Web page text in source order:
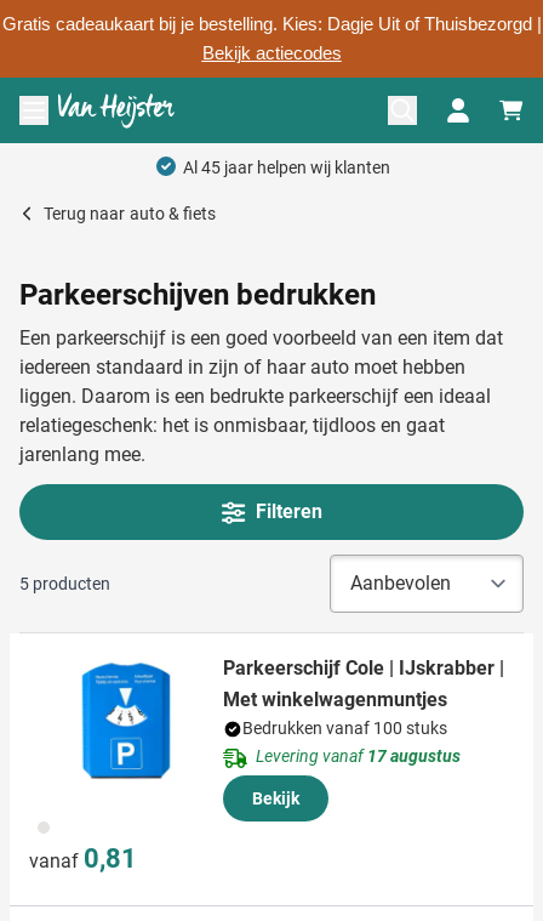
Gratis cadeaukaart bij je bestelling. Kies: Dagje Uit of Thuisbezorgd |
Bekijk actiecodes
Ga naar de inhoud
Menu openen
Terug naar auto & fiets
Parkeerschijven bedrukken
Een parkeerschijf is een goed voorbeeld van een item dat
iedereen standaard in zijn of haar auto moet hebben
liggen. Daarom is een bedrukte parkeerschijf een ideaal
relatiegeschenk: het is onmisbaar, tijdloos en gaat
jarenlang mee.
Filteren
5 producten
023
vanaf 0,81
Parkeerschijf Cole | IJskrabber |
Met winkelwagenmuntjes
Bedrukken vanaf 100 stuks
Levering vanaf17 augustus
Bekijk